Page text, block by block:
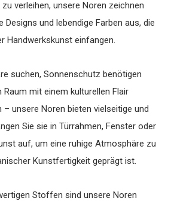
verleihen, unsere Noren zeichnen
und lebendige Farben aus, die
Handwerkskunst einfangen.
suchen, Sonnenschutz benötigen
mit einem kulturellen Flair
unsere Noren bieten vielseitige und
Sie sie in Türrahmen, Fenster oder
auf, um eine ruhige Atmosphäre zu
Kunstfertigkeit geprägt ist.
Stoffen sind unsere Noren